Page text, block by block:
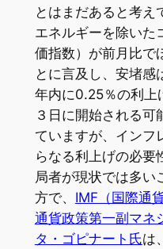
とはまだあると考え
エネルギーを除いた
価指数）が前月比で
とに言及し、安堵感
年内に0.25％の利上
３日に開始される可
ていますが、インフ
らなる利上げの必要
局者が現状では多い
方で、 IMF（国際通
通貨政策第一副マネ
タ・ゴピナート氏は